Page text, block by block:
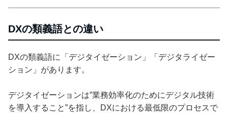
DXの類義語との違い
DXの類義語に「デジタイゼーション」「デジタライゼー
ション」があります。
デジタイゼーションは”業務効率化のためにデジタル技術
を導入すること”を指し、DXにおける最低限のプロセスで